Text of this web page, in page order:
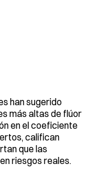
han sugerido
más altas de flúor
en el coeficiente
califican
que las
riesgos reales.